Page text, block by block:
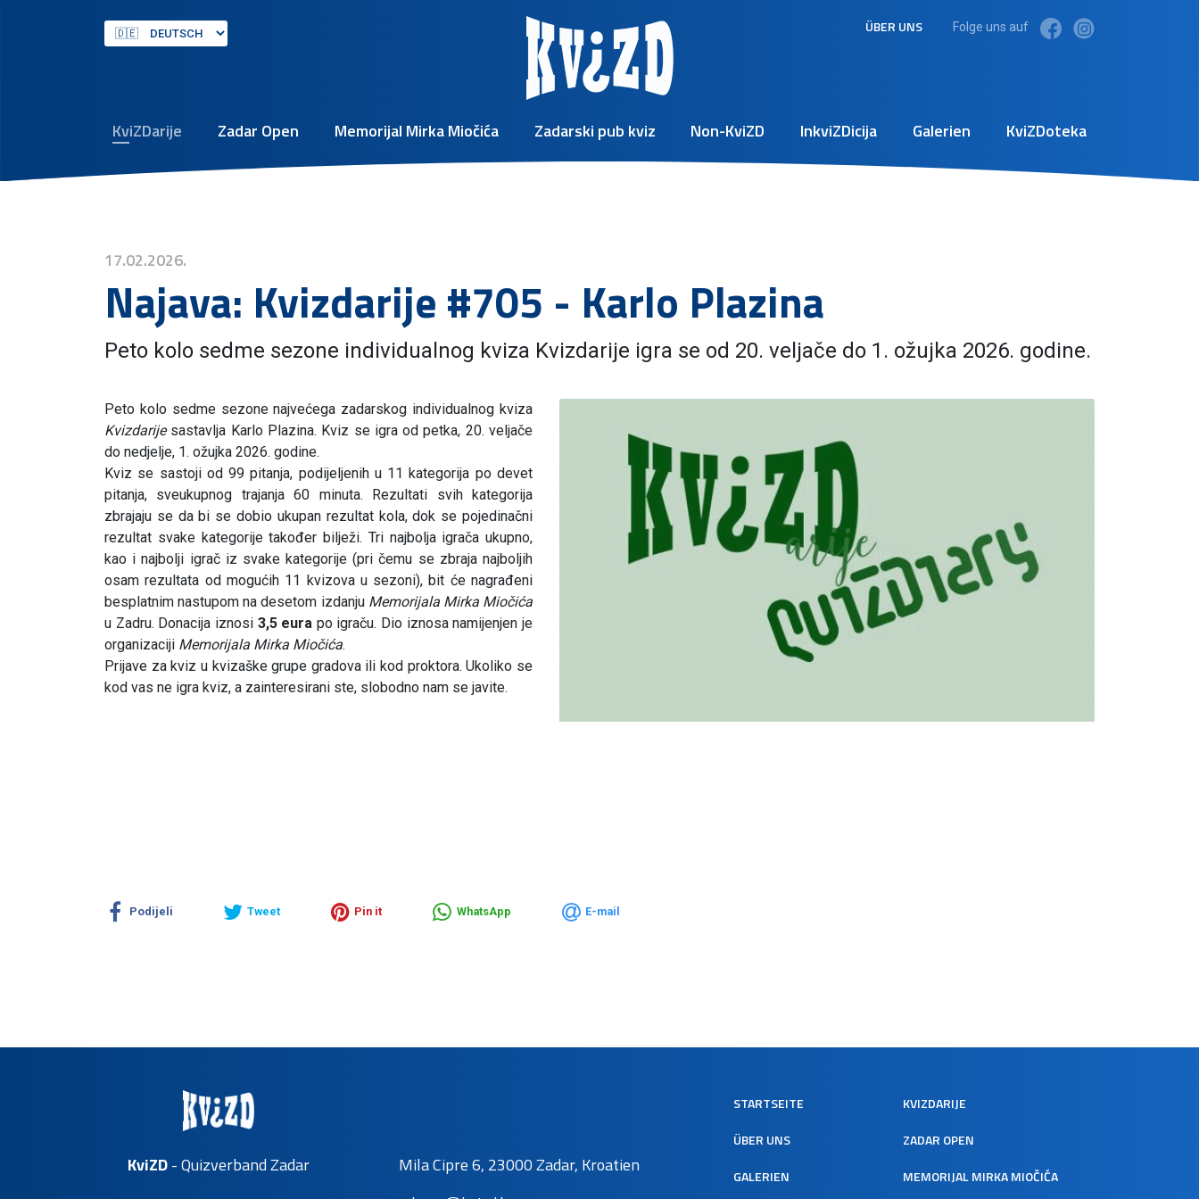
ÜBER UNS Folge uns auf
KviZDarije Zadar Open Memorijal Mirka Miočića Zadarski pub kviz Non-KviZD InkviZDicija Galerien KviZDoteka
17.02.2026.
Najava: Kvizdarije #705 - Karlo Plazina
Peto kolo sedme sezone individualnog kviza Kvizdarije igra se od 20. veljače do 1. ožujka 2026. godine.
Peto kolo sedme sezone najvećega zadarskog individualnog kviza
Kvizdarije sastavlja Karlo Plazina. Kviz se igra od petka, 20. veljače
do nedjelje, 1. ožujka 2026. godine.
Kviz se sastoji od 99 pitanja, podijeljenih u 11 kategorija po devet
pitanja, sveukupnog trajanja 60 minuta. Rezultati svih kategorija
zbrajaju se da bi se dobio ukupan rezultat kola, dok se pojedinačni
rezultat svake kategorije također bilježi. Tri najbolja igrača ukupno,
kao i najbolji igrač iz svake kategorije (pri čemu se zbraja najboljih
osam rezultata od mogućih 11 kvizova u sezoni), bit će nagrađeni
besplatnim nastupom na desetom izdanju Memorijala Mirka Miočića
u Zadru. Donacija iznosi 3,5 eura po igraču. Dio iznosa namijenjen je
organizaciji Memorijala Mirka Miočića.
Prijave za kviz u kvizaške grupe gradova ili kod proktora. Ukoliko se
kod vas ne igra kviz, a zainteresirani ste, slobodno nam se javite.
Podijeli Tweet Pin it WhatsApp E-mail
KviZD- Quizverband Zadar
Mila Cipre 6, 23000 Zadar, Kroatien
STARTSEITE
ÜBER UNS
GALERIEN
KVIZDARIJE
ZADAR OPEN
MEMORIJAL MIRKA MIOČIĆA